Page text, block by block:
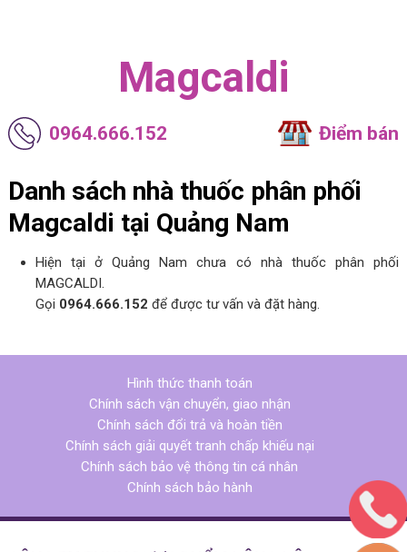
Magcaldi
0964.666.152 Điểm bán
Danh sách nhà thuốc phân phối
Magcaldi tại Quảng Nam
Hiện tại ở Quảng Nam chưa có nhà thuốc phân phối
MAGCALDI.
Gọi 0964.666.152 để được tư vấn và đặt hàng.
Hình thức thanh toán
Chính sách vận chuyển, giao nhận
Chính sách đổi trả và hoàn tiền
Chính sách giải quyết tranh chấp khiếu nại
Chính sách bảo vệ thông tin cá nhân
Chính sách bảo hành